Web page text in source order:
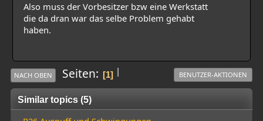
Also muss der Vorbesitzer bzw eine Werkstatt
die da dran war das selbe Problem gehabt
haben.
|
NACH OBEN Seiten 1 BENUTZER-AKTIONEN
Similar topics (5)